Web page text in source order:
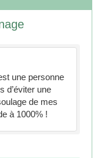
une personne
d’éviter une
de mes
à 1000% !